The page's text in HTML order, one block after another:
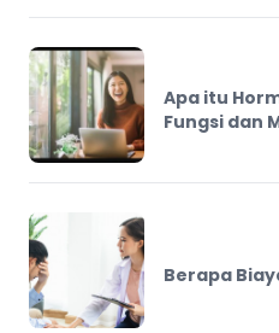
Apa itu
Fungsi dan
Berapa